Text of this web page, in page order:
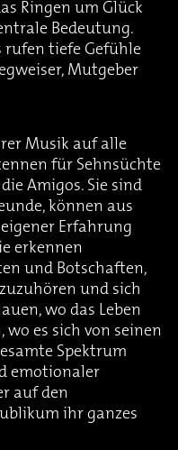
Ringen um Glück
Bedeutung.
rufen tiefe Gefühle
Mutgeber
Musik auf alle
für Sehnsüchte
Amigos. Sie sind
können aus
Erfahrung
erkennen
und Botschaften,
und sich
wo das Leben
wo es sich von seinen
Spektrum
emotionaler
auf den
ihr ganzes